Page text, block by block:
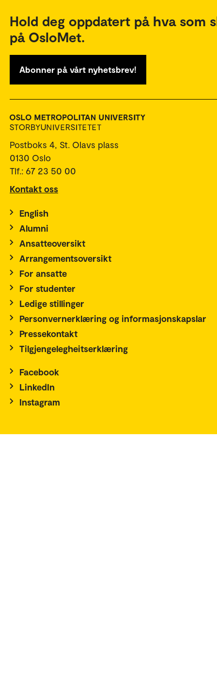
Hold deg oppdatert på hva som
på OsloMet.
Abonner på vårt nyhetsbrev!
Postboks 4, St. Olavs plass
0130 Oslo
Tlf.: 67 23 50 00
Kontakt oss
English
Alumni
Ansatteoversikt
Arrangementsoversikt
For ansatte
For studenter
Ledige stillinger
Personvernerklæring og informasjonskapslar
Pressekontakt
Tilgjengelegheitserklæring
Facebook
LinkedIn
Instagram